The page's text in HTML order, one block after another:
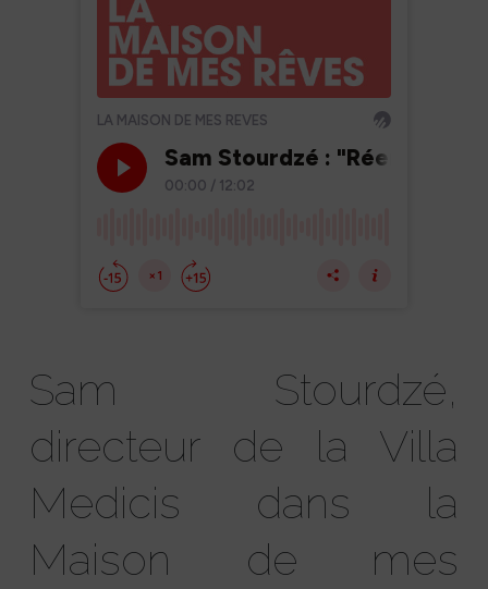
Sam Stourdzé,
directeur de la Villa
Medicis dans la
Maison de mes